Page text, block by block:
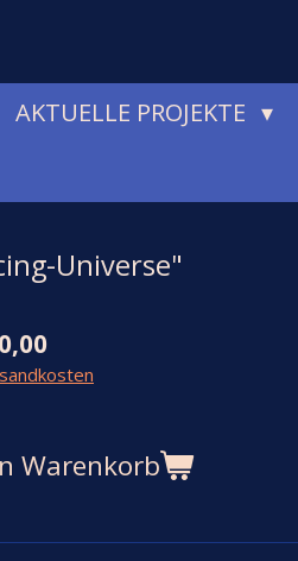
AKTUELLE PROJEKTE
Universe"
Warenkorb